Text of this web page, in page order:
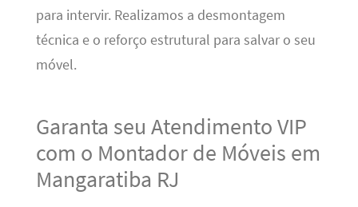
para intervir. Realizamos a desmontagem
técnica e o reforço estrutural para salvar o seu
móvel.
Garanta seu Atendimento VIP
com o Montador de Móveis em
Mangaratiba RJ